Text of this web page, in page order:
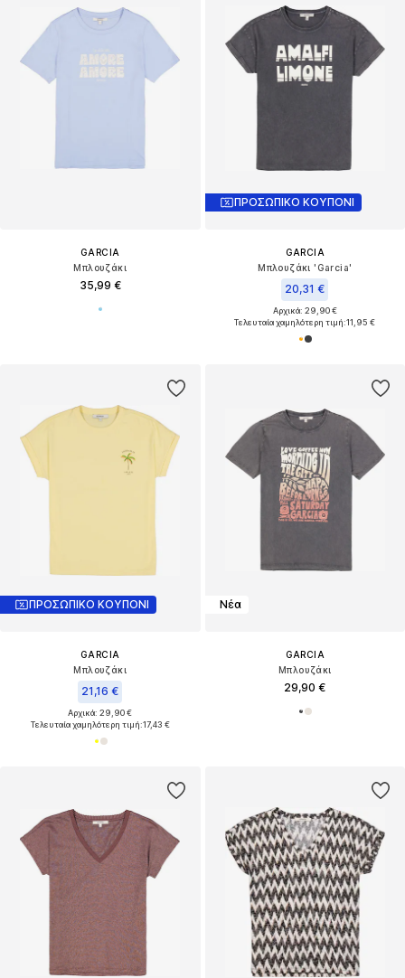
GARCIA
Μπλουζάκι
35,99 €
ΠΡΟΣΩΠΙΚΟ ΚΟΥΠΟΝΙ
GARCIA
Μπλουζάκι 'Garcia'
20,31 €
Αρχικά: 29,90 €
Τελευταία χαμηλότερη τιμή:11,95 €
ΠΡΟΣΩΠΙΚΟ ΚΟΥΠΟΝΙ
GARCIA
Μπλουζάκι
21,16 €
Αρχικά: 29,90 €
Τελευταία χαμηλότερη τιμή:17,43 €
Νέα
GARCIA
Μπλουζάκι
29,90 €